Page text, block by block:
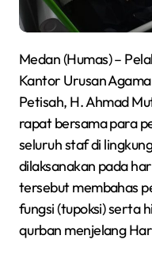
Medan (Humas) – Pelaksana Tugas (Plt) Kepala
Kantor Urusan
Petisah, H. Ahmad
rapat bersama para
seluruh staf di
dilaksanakan pada
tersebut membahas
fungsi (tupoksi) serta
qurban menjelang